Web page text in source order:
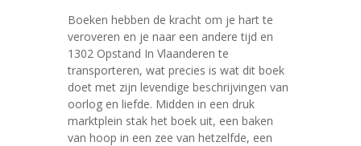
Boeken hebben de kracht om je hart te
veroveren en je naar een andere tijd en
1302 Opstand In Vlaanderen te
transporteren, wat precies is wat dit boek
doet met zijn levendige beschrijvingen van
oorlog en liefde. Midden in een druk
marktplein stak het boek uit, een baken
van hoop in een zee van hetzelfde, een